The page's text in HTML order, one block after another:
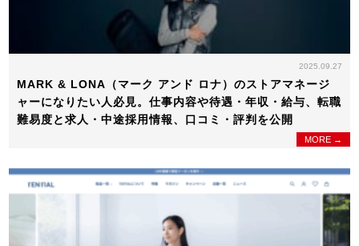
2025.09.27
MARK & LONA（マーク アンド ロナ）のストアマネージ
ャーになりたい人必見。仕事内容や待遇・年収・給与、転職
難易度と求人・中途採用情報、口コミ・評判を公開
MORE →